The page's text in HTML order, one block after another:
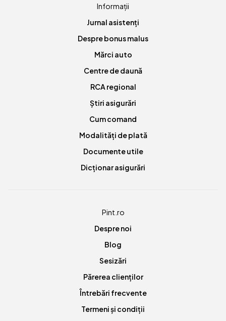
Informații
Jurnal asistenți
Despre bonus malus
Mărci auto
Centre de daună
RCA regional
Știri asigurări
Cum comand
Modalități de plată
Documente utile
Dicționar asigurări
Pint.ro
Despre noi
Blog
Sesizări
Părerea clienților
Întrebări frecvente
Termeni și condiții